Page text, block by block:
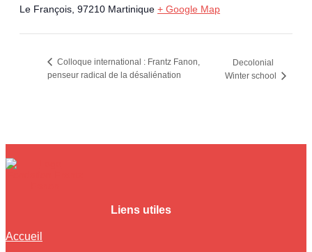
Le François, 97210 Martinique + Google Map
Colloque international : Frantz Fanon,
penseur radical de la désaliénation
Decolonial
Winter school
Liens utiles
Accueil